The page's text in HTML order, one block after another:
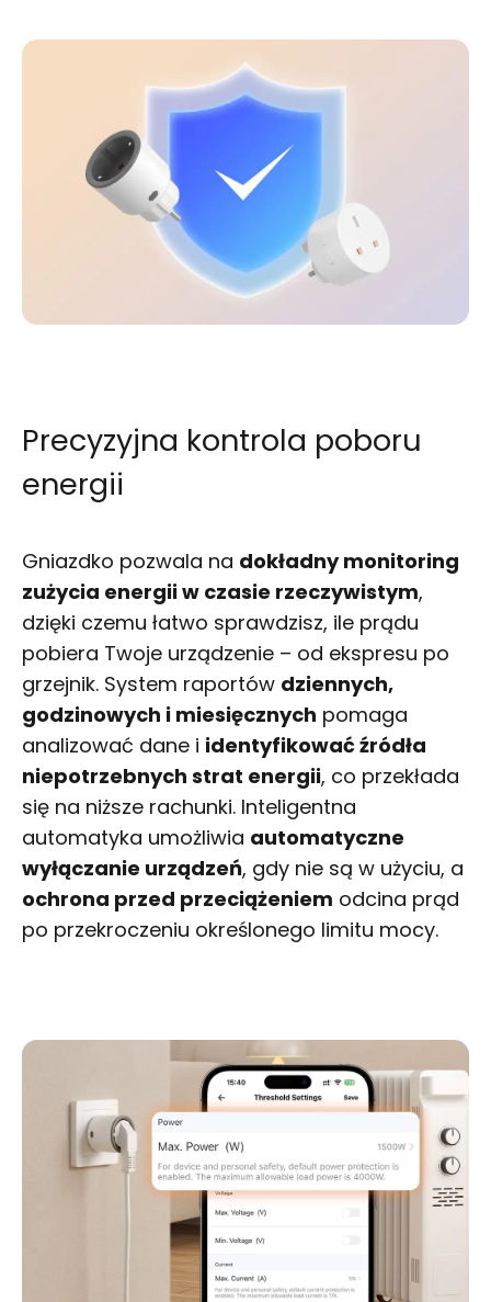
Precyzyjna kontrola poboru
energii
Gniazdko pozwala na dokładny monitoring
zużycia energii w czasie rzeczywistym,
dzięki czemu łatwo sprawdzisz, ile prądu
pobiera Twoje urządzenie – od ekspresu po
grzejnik. System raportów dziennych,
godzinowych i miesięcznych pomaga
analizować dane i identyfikować źródła
niepotrzebnych strat energii, co przekłada
się na niższe rachunki. Inteligentna
automatyka umożliwia automatyczne
wyłączanie urządzeń, gdy nie są w użyciu, a
ochrona przed przeciążeniem odcina prąd
po przekroczeniu określonego limitu mocy.